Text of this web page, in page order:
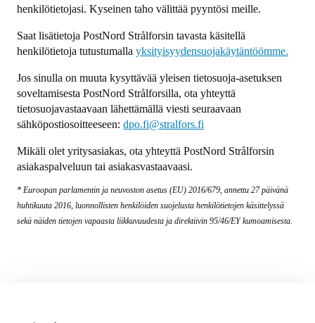
henkilötietojasi. Kyseinen taho välittää pyyntösi meille.
Saat lisätietoja PostNord Strålforsin tavasta käsitellä
henkilötietoja tutustumalla yksityisyydensuojakäytäntöömme.
Jos sinulla on muuta kysyttävää yleisen tietosuoja-asetuksen
soveltamisesta PostNord Strålforsilla, ota yhteyttä
tietosuojavastaavaan lähettämällä viesti seuraavaan
sähköpostiosoitteeseen: dpo.fi@stralfors.fi
Mikäli olet yritysasiakas, ota yhteyttä PostNord Strålforsin
asiakaspalveluun tai asiakasvastaavaasi.
* Euroopan parlamentin ja neuvoston asetus (EU) 2016/679, annettu 27 päivänä
huhtikuuta 2016, luonnollisten henkilöiden suojelusta henkilötietojen käsittelyssä
sekä näiden tietojen vapaasta liikkuvuudesta ja direktiivin 95/46/EY kumoamisesta.